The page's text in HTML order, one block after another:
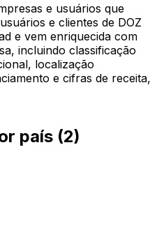
e usuários que
e clientes de DOZ
e vem enriquecida com
incluindo classificação
localização
e cifras de receita,
país (2)